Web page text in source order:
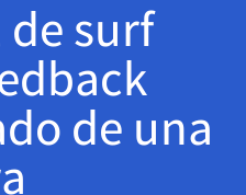
surf
de una